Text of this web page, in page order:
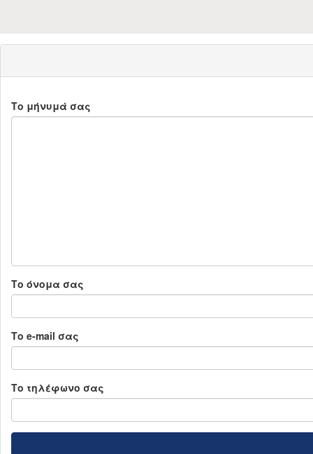
Το μήνυμά σας
Το όνομα σας
Το e-mail σας
Το τηλέφωνο σας